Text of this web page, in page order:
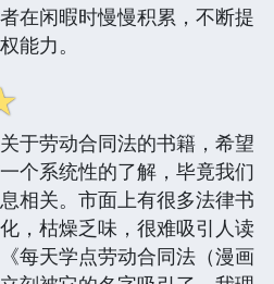
在闲暇时慢慢积累，不断提
能力。
于劳动合同法的书籍，希望
个系统性的了解，毕竟我们
相关。市面上有很多法律书
，枯燥乏味，很难吸引人读
每天学点劳动合同法（漫画